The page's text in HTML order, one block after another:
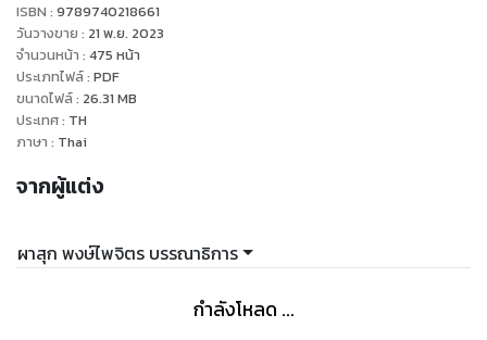
ISBN : 9789740218661
วันวางขาย : 21 พ.ย. 2023
จำนวนหน้า : 475 หน้า
ประเภทไฟล์: PDF
ขนาดไฟล์: 26.31 MB
ประเทศ: TH
ภาษา : Thai
จากผู้แต่ง
ผาสุก พงษ์ไพจิตร บรรณาธิการ
กำลังโหลด ...